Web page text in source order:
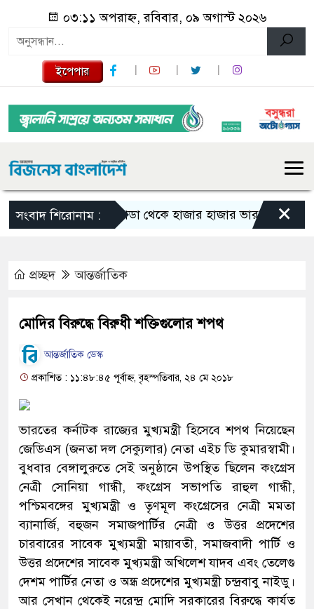
০৩:১১ অপরাহ্ন, রবিবার, ০৯ অগাস্ট ২০২৬
ইপেপার
সংবাদ শিরোনাম :কানাডা থেকে হাজার হাজার ভারতীয় নাগরিক×
প্রচ্ছদ আন্তর্জাতিক
মোদির বিরুদ্ধে বিরুধী শক্তিগুলোর শপথ
আন্তর্জাতিক ডেস্ক
প্রকাশিত : ১১:৪৮:৪৫ পূর্বাহ্ন, বৃহস্পতিবার, ২৪ মে ২০১৮
ভারতের কর্নাটক রাজ্যের মুখ্যমন্ত্রী হিসেবে শপথ নিয়েছেন
জেডিএস (জনতা দল সেক্যুলার) নেতা এইচ ডি কুমারস্বামী।
বুধবার বেঙ্গালুরুতে সেই অনুষ্ঠানে উপস্থিত ছিলেন কংগ্রেস
নেত্রী সোনিয়া গান্ধী, কংগ্রেস সভাপতি রাহুল গান্ধী,
পশ্চিমবঙ্গের মুখ্যমন্ত্রী ও তৃণমূল কংগ্রেসের নেত্রী মমতা
ব্যানার্জি, বহুজন সমাজপার্টির নেত্রী ও উত্তর প্রদেশের
চারবারের সাবেক মুখ্যমন্ত্রী মায়াবতী, সমাজবাদী পার্টি ও
উত্তর প্রদেশের সাবেক মুখ্যমন্ত্রী অখিলেশ যাদব এবং তেলেগু
দেশম পার্টির নেতা ও অন্ধ্র প্রদেশের মুখ্যমন্ত্রী চন্দ্রবাবু নাইডু।
আর সেখান থেকেই নরেন্দ্র মোদি সরকারের বিরুদ্ধে কার্যত